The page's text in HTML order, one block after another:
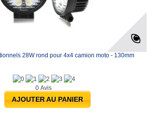
28W rond pour 4x4 camion moto - 130mm
0 Avis
AJOUTER AU PANIER